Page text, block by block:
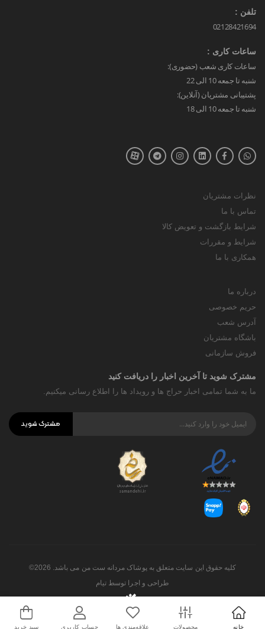
تلفن :
02128421694
ساعات کاری :
ساعات کاری شعب (حضوری):
شنبه تا جمعه 10 الی 22
پشتیبانی مشتریان (آنلاین):
شنبه تا جمعه 10 الی 18
نظرات مشتریان
تماس با ما
شرایط بازگشت و تعویض کالا
شرایط و مقررات
همکاری با ما
درباره ما
حریم خصوصی
آدرس شعب
باشگاه مشتریان
فروش سازمانی
مشترک شوید تا آخرین اخبار را دریافت کنید
ما به شما تمامی اخبار حراج ها و رویداد ها را اطلاع رسانی میکنیم.
مشترک شوید
کلیه حقوق این سایت متعلق به پوشاک مردانه ست من می باشد. 2026©
طراحی و اجرا توسط تیام
خانه محصولات علاقه‌مندی ها حساب کاربری سبد خرید